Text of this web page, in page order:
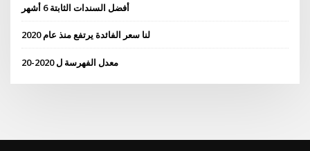
أفضل السندات الثابتة 6 أشهر
لنا سعر الفائدة يرتفع منذ عام 2020
معدل الفهرسة ل 2020-20